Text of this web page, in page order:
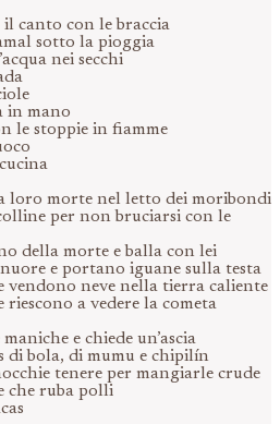
canto con le braccia
sotto la pioggia
nei secchi
in mano
le stoppie in fiamme
loro morte nel letto dei moribondi
per non bruciarsi con le
della morte e balla con lei
e portano iguane sulla testa
vendono neve nella tierra caliente
a vedere la cometa
e chiede un’ascia
di bola, di mumu e chipilín
tenere per mangiarle crude
che ruba polli